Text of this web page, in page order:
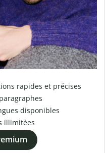
rapides et précises
disponibles
illimitées